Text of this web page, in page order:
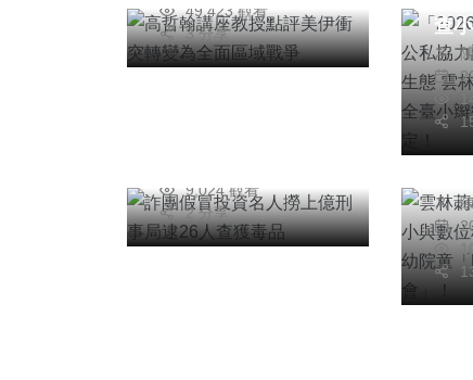
49,423 觀看
3 分享
查
態
族
定！
社會
詐團假冒投資名人撈
9,024 觀看
2 分享
綜
雲
院
福